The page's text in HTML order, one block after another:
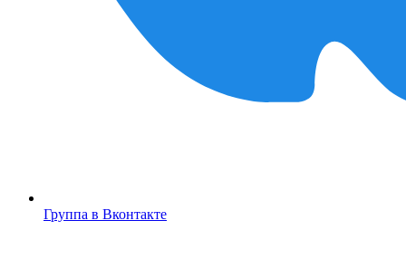
Группа в Вконтакте